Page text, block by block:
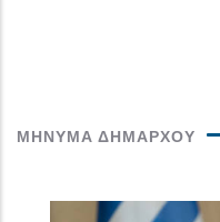
ΜΗΝΥΜΑ ΔΗΜΑΡΧΟΥ